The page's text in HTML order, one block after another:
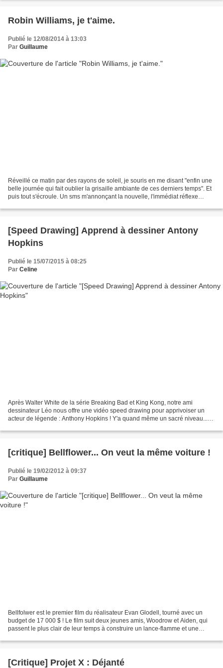
Robin Williams, je t'aime.
Publié le 12/08/2014 à 13:03
Par Guillaume
Réveillé ce matin par des rayons de soleil, je souris en me disant "enfin une
belle journée qui fait oublier la grisaille ambiante de ces derniers temps". Et
puis tout s'écroule. Un sms m'annonçant la nouvelle, l'immédiat réflexe
[Speed Drawing] Apprend à dessiner Antony
Hopkins
Publié le 15/07/2015 à 08:25
Par Celine
Après Walter White de la série Breaking Bad et King Kong, notre ami
dessinateur Léo nous offre une vidéo speed drawing pour apprivoiser un
acteur de légende : Anthony Hopkins ! Y'a quand même un sacré niveau...
[critique] Bellflower... On veut la même voiture !
Publié le 19/02/2012 à 09:37
Par Guillaume
Bellfolwer est le premier film du réalisateur Evan Glodell, tourné avec un
budget de 17 000 $ ! Le film suit deux jeunes amis, Woodrow et Aiden, qui
passent le plus clair de leur temps à construire un lance-flamme et une
[Critique] Projet X : Déjanté